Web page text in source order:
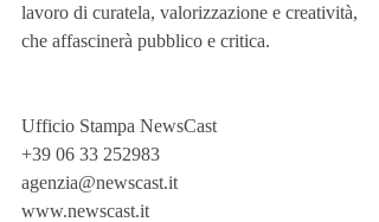
lavoro di curatela, valorizzazione e creatività,
che affascinerà pubblico e critica.
Ufficio Stampa NewsCast
+39 06 33 252983
agenzia@newscast.it
www.newscast.it